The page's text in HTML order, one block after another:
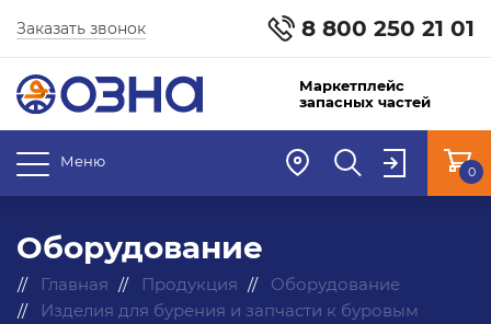
8 800 250 21 01
Заказать звонок
Маркетплейс
запасных частей
Меню
0
Оборудование
Главная Продукция
Оборудование
Изделия для бурения и запчасти к буровым